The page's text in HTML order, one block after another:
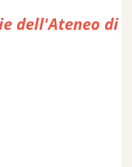
dell'Ateneo di